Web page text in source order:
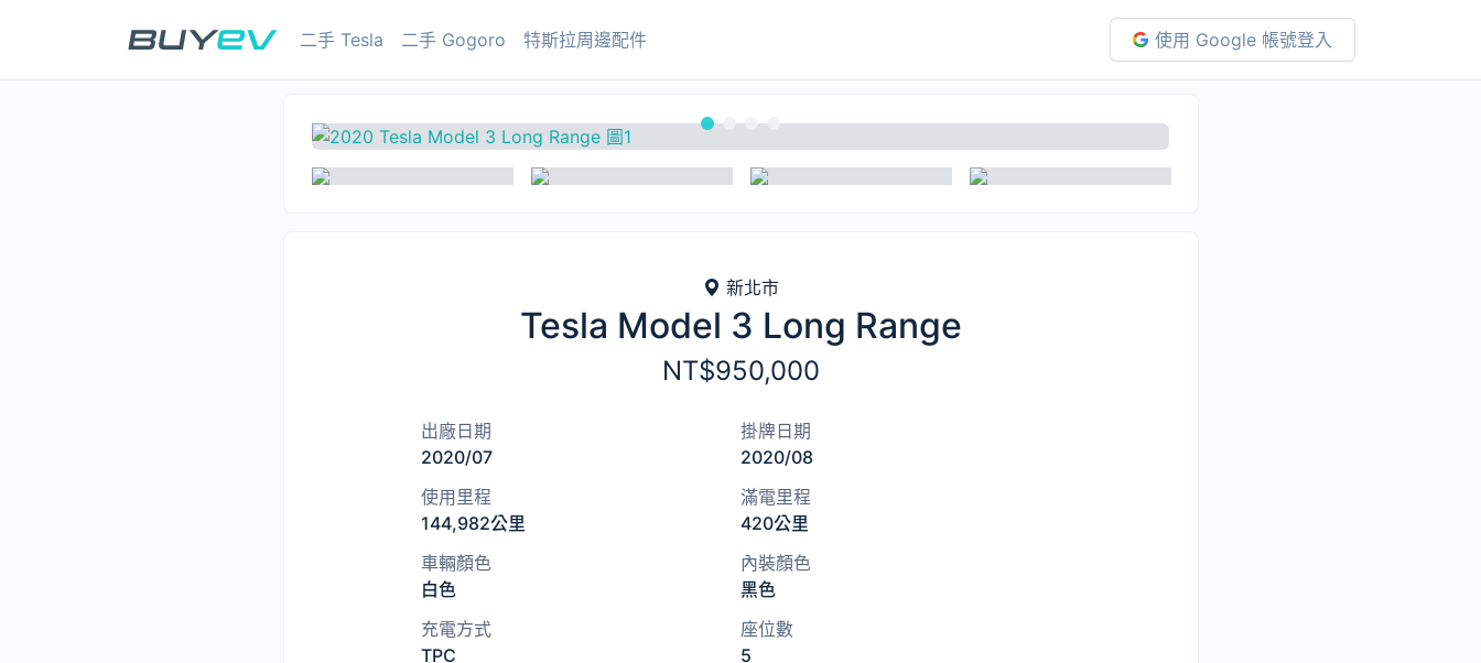
二手 Tesla 二手 Gogoro 特斯拉周邊配件 使用 Google 帳號登入
新北市
Tesla Model 3 Long Range
NT$950,000
出廠日期
2020/07
掛牌日期
2020/08
使用里程
144,982公里
滿電里程
420公里
車輛顏色
白色
內裝顏色
黑色
充電方式
TPC
座位數
5